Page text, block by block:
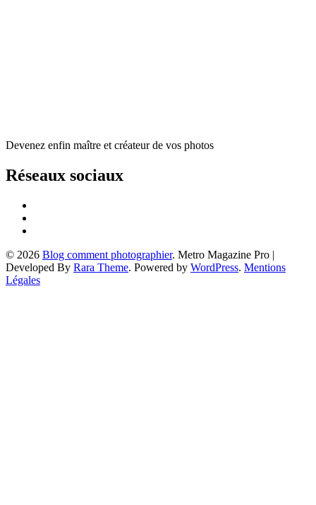
Devenez enfin maître et créateur de vos photos
Réseaux sociaux
© 2026 Blog comment photographier. Metro Magazine Pro |
Developed By Rara Theme. Powered by WordPress. Mentions
Légales